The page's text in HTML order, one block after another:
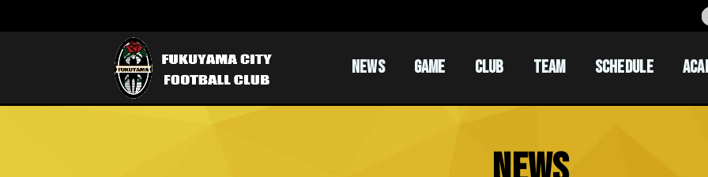
NEWS GAME CLUB TEAM SCHEDULE